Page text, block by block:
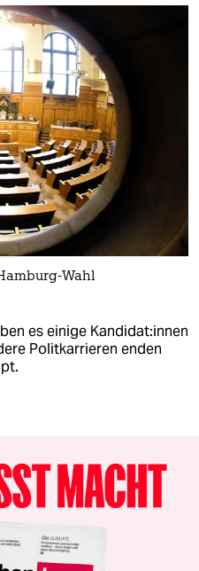
Wahl
es einige Kan­di­da­t:in­nen
Politkarrieren enden